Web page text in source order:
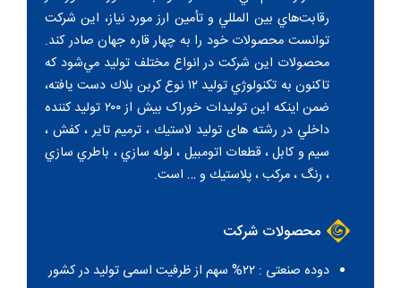
رقابت‌هاي بين المللي و تأمين ارز مورد نياز، اين شركت
توانست محصولات خود را به چهار قاره جهان صادر کند.
محصولات اين شركت در انواع مختلف توليد مي‌شود كه
تاكنون به تكنولوژي توليد ۱۲ نوع كربن بلاك دست يافته،
ضمن اینکه اين توليدات خوراک بيش از ۲۰۰ توليد كننده
داخلي در رشته های توليد لاستيك ، ترميم تاير ،‌ كفش ،
سيم و كابل ، قطعات اتومبيل ، لوله سازي ،‌ باطري سازي
، رنگ ،‌ مركب ، ‌پلاستيك و … است.
محصولات شرکت
دوده صنعتی : ۲۲% سهم از ظرفیت اسمی تولید در کشور